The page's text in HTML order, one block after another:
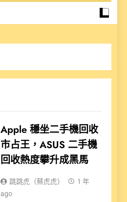
Apple 穩坐二手機回收
市占王，ASUS 二手機
回收熱度攀升成黑馬
跳跳虎（蔡虎虎）
1 年
ago